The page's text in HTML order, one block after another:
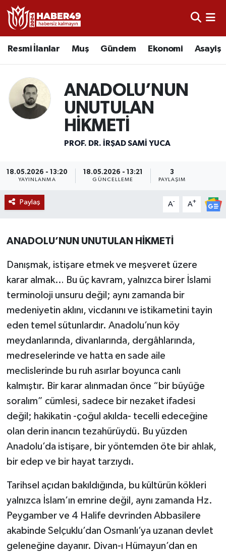
Resmi İlanlar Muş Gündem Ekonomi Asayiş
ANADOLU’NUN
UNUTULAN
HİKMETİ
PROF. DR. İRŞAD SAMI YUCA
18.05.2026 - 13:20
YAYINLANMA
18.05.2026 - 13:21
GÜNCELLEME
3
PAYLAŞIM
Paylaş A- A+
ANADOLU’NUN UNUTULAN HİKMETİ
Danışmak, istişare etmek ve meşveret üzere
karar almak… Bu üç kavram, yalnızca birer İslami
terminoloji unsuru değil; aynı zamanda bir
medeniyetin aklını, vicdanını ve istikametini tayin
eden temel sütunlardır. Anadolu’nun köy
meydanlarında, divanlarında, dergâhlarında,
medreselerinde ve hatta en sade aile
meclislerinde bu ruh asırlar boyunca canlı
kalmıştır. Bir karar alınmadan önce “bir büyüğe
soralım” cümlesi, sadece bir nezaket ifadesi
değil; hakikatin -çoğul akılda- tecelli edeceğine
olan derin inancın tezahürüydü. Bu yüzden
Anadolu’da istişare, bir yöntemden öte bir ahlak,
bir edep ve bir hayat tarzıydı.
Tarihsel açıdan bakıldığında, bu kültürün kökleri
yalnızca İslam’ın emrine değil, aynı zamanda Hz.
Peygamber ve 4 Halife devrinden Abbasilere
akabinde Selçuklu’dan Osmanlı’ya uzanan devlet
geleneğine dayanır. Divan-ı Hümayun’dan en
Resmi İlanlar
Asayiş
Bölge
Eğitim
Siyaset
Teknoloji
Kültür Sanat
Muş
Korkut
Bulanık
Varto
Uşak Nöbetçi Eczaneler
Uşak Hava Durumu
Uşak Namaz Vakitleri
Uşak Trafik Yoğunluk Haritası
TFF 2.Lig Kırmızı Grup Puan Durumu ve Fikstür
Tüm Manşetler